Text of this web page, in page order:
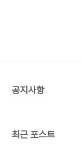
공지사항
최근 포스트